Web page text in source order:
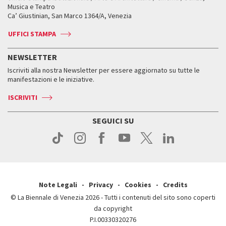
Come raggiungerci
Press
Orari e sedi
Accrediti
Come raggiungerci
Orari e sedi
Biglietti
Accrediti
Come raggiungerci
Contatti
Press
Come raggiungerci
Press
Leone d’oro alla carriera
Leone d’argento
Edizioni passate
Orari e sedi
Biglietti
Servizi al pubblico
Come raggiungerci
Contatti
Biennale College ASAC
ASAC DATI
Storia
Orari e sedi
Musica e Teatro
Ca’ Giustinian, San Marco 1364/A, Venezia
UFFICI STAMPA
NEWSLETTER
Iscriviti alla nostra Newsletter per essere aggiornato su tutte le
manifestazioni e le iniziative.
ISCRIVITI
SEGUICI SU
Note Legali Privacy Cookies
Credits
© La Biennale di Venezia 2026 - Tutti i contenuti del sito sono coperti
da copyright
P.I.00330320276